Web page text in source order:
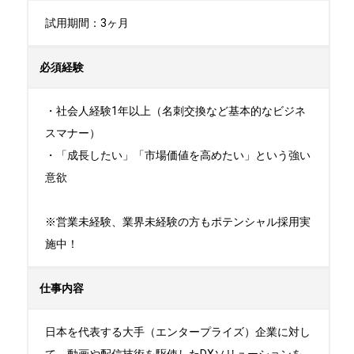
試用期間：3ヶ月
必須経験
・社会人経験1年以上（名刺交換など基本的なビジネ
スマナー）
・「成長したい」「市場価値を高めたい」という強い
意欲
※営業未経験、業界未経験の方もポテンシャル採用実
施中！
仕事内容
日本を代表する大手（エンタープライズ）企業に対し